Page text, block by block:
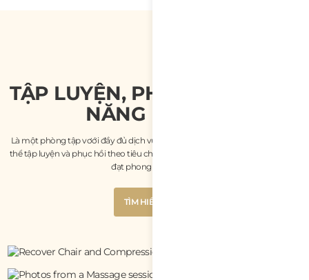
TẬP LUYỆN, PHỤC HỒI & NẠP
NĂNG LƯỢNG
Là một phòng tập vơới đầy đủ dịch vụ ở Đà Nẵng, tại CrossFit Lotus, bạn có
thể tập luyện và phục hồi theo tiêu chuẩn vận động viên. Để bạn luôn có thể
đạt phong độ tốt nhất.
TÌM HIỂU THÊM
TÌM HIỂU THÊM